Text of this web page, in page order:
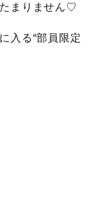
まりません♡
入る“部員限定